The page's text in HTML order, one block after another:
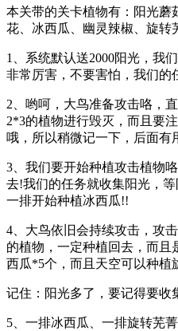
本关带的关卡植物有：阳光蘑
花、冰西瓜、幽灵辣椒、旋转
1、系统默认送2000阳光，我
非常厉害，不要害怕，我们的
2、哟呵，大鸟准备攻击咯，
2*3的植物进行毁灭，而且要
哦，所以稍微记一下，后面有
3、我们要开始种植攻击植物
去!我们的任务就收集阳光，
一排开始种植冰西瓜!!
4、大鸟依旧会持续攻击，攻
的植物，一定种植回去，而且
西瓜*5个，而且天空可以种植
记住：阳光多了，要记得要收
5、一排冰西瓜、一排旋转芜